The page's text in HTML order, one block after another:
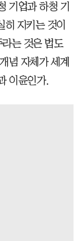
기업과 하청 기
지키는 것이
는 것은 법도
념 자체가 세계
이윤인가.